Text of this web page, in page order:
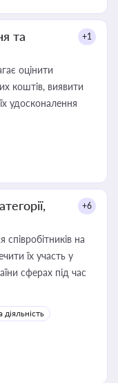
та
+1
оцінити
коштів, виявити
удосконалення
+6
на
їх участь у
сферах під час
діяльність